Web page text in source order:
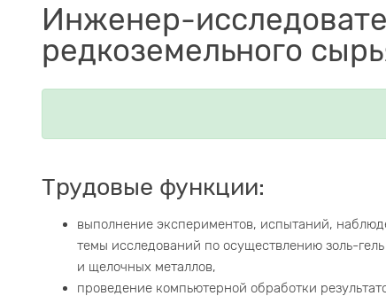
Инженер-
редкоземельного
Трудовые функции:
выполнение экспериментов, испытаний,
темы исследований по осуществлению золь-
и щелочных металлов,
проведение компьютерной обработки